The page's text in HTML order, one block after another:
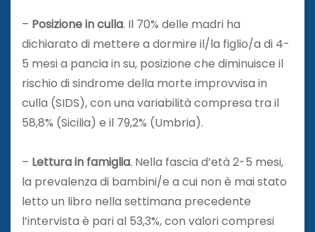
– Posizione in culla. Il 70% delle madri ha
dichiarato di mettere a dormire il/la figlio/a di 4-
5 mesi a pancia in su, posizione che diminuisce il
rischio di sindrome della morte improvvisa in
culla (SIDS), con una variabilità compresa tra il
58,8% (Sicilia) e il 79,2% (Umbria).
– Lettura in famiglia. Nella fascia d’età 2-5 mesi,
la prevalenza di bambini/e a cui non è mai stato
letto un libro nella settimana precedente
l’intervista è pari al 53,3%, con valori compresi